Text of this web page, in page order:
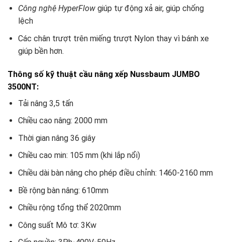
Công nghệ HyperFlowgiúp tự động xả air, giúp chống
lệch
Các chân trượt trên miếng trượt Nylon thay vì bánh xe
giúp bền hơn.
Thông số kỹ thuật cầu nâng xếp Nussbaum JUMBO
3500NT:
Tải nâng 3,5 tấn
Chiều cao nâng: 2000 mm
Thời gian nâng 36 giây
Chiều cao min: 105 mm (khi lắp nổi)
Chiều dài bàn nâng cho phép điều chỉnh: 1460-2160 mm
Bề rộng bàn nâng: 610mm
Chiều rộng tổng thể 2020mm
Công suất Mô tơ: 3Kw